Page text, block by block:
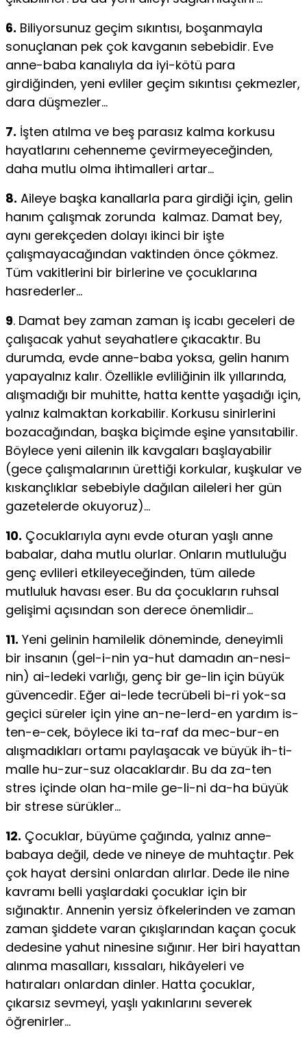
6. Biliyorsunuz geçim sıkıntısı, boşanmayla
sonuçlanan pek çok kavganın sebebidir. Eve
anne-baba kanalıyla da iyi-kötü para
girdiğinden, yeni evliler geçim sıkıntısı çekmezler,
dara düşmezler…
7. İşten atılma ve beş parasız kalma korkusu
hayatlarını cehenneme çevirmeyeceğinden,
daha mutlu olma ihtimalleri artar…
8. Aileye başka kanallarla para girdiği için, gelin
hanım çalışmak zorunda kalmaz. Damat bey,
aynı gerekçeden dolayı ikinci bir işte
çalışmayacağından vaktinden önce çökmez.
Tüm vakitlerini bir birlerine ve çocuklarına
hasrederler…
9. Damat bey zaman zaman iş icabı geceleri de
çalışacak yahut seyahatlere çıkacaktır. Bu
durumda, evde anne-baba yoksa, gelin hanım
yapayalnız kalır. Özellikle evliliğinin ilk yıllarında,
alışmadığı bir muhitte, hatta kentte yaşadığı için,
yalnız kalmaktan korkabilir. Korkusu sinirlerini
bozacağından, başka biçimde eşine yansıtabilir.
Böylece yeni ailenin ilk kavgaları başlayabilir
(gece çalışmalarının ürettiği korkular, kuşkular ve
kıskançlıklar sebebiyle dağılan aileleri her gün
gazetelerde okuyoruz)…
10. Çocuklarıyla aynı evde oturan yaşlı anne
babalar, daha mutlu olurlar. Onların mutluluğu
genç evlileri etkileyeceğinden, tüm ailede
mutluluk havası eser. Bu da çocukların ruhsal
gelişimi açısından son derece önemlidir…
11. Yeni gelinin hamilelik döneminde, deneyimli
bir insanın (gel-i-nin ya-hut damadın an-nesi-
nin) ai-ledeki varlığı, genç bir ge-lin için büyük
güvencedir. Eğer ai-lede tecrübeli bi-ri yok-sa
geçici süreler için yine an-ne-lerd-en yardım is-
ten-e-cek, böylece iki ta-raf da mec-bur-en
alışmadıkları ortamı paylaşacak ve büyük ih-ti-
malle hu-zur-suz olacaklardır. Bu da za-ten
stres içinde olan ha-mile ge-li-ni da-ha büyük
bir strese sürükler…
12. Çocuklar, büyüme çağında, yalnız anne-
babaya değil, dede ve nineye de muhtaçtır. Pek
çok hayat dersini onlardan alırlar. Dede ile nine
kavramı belli yaşlardaki çocuklar için bir
sığınaktır. Annenin yersiz öfkelerinden ve zaman
zaman şiddete varan çıkışlarından kaçan çocuk
dedesine yahut ninesine sığınır. Her biri hayattan
alınma masalları, kıssaları, hikâyeleri ve
hatıraları onlardan dinler. Hatta çocuklar,
çıkarsız sevmeyi, yaşlı yakınlarını severek
öğrenirler…